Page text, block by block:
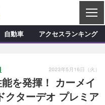
C
L
S
ショップ訪問記
デモカー製作記
カスタマイズ新製品情報
カーグッズ新製品情報
自動車 アクセスランキング
を発揮！ カーメイ
クターデオ プレミア
2023年5月16日（火）